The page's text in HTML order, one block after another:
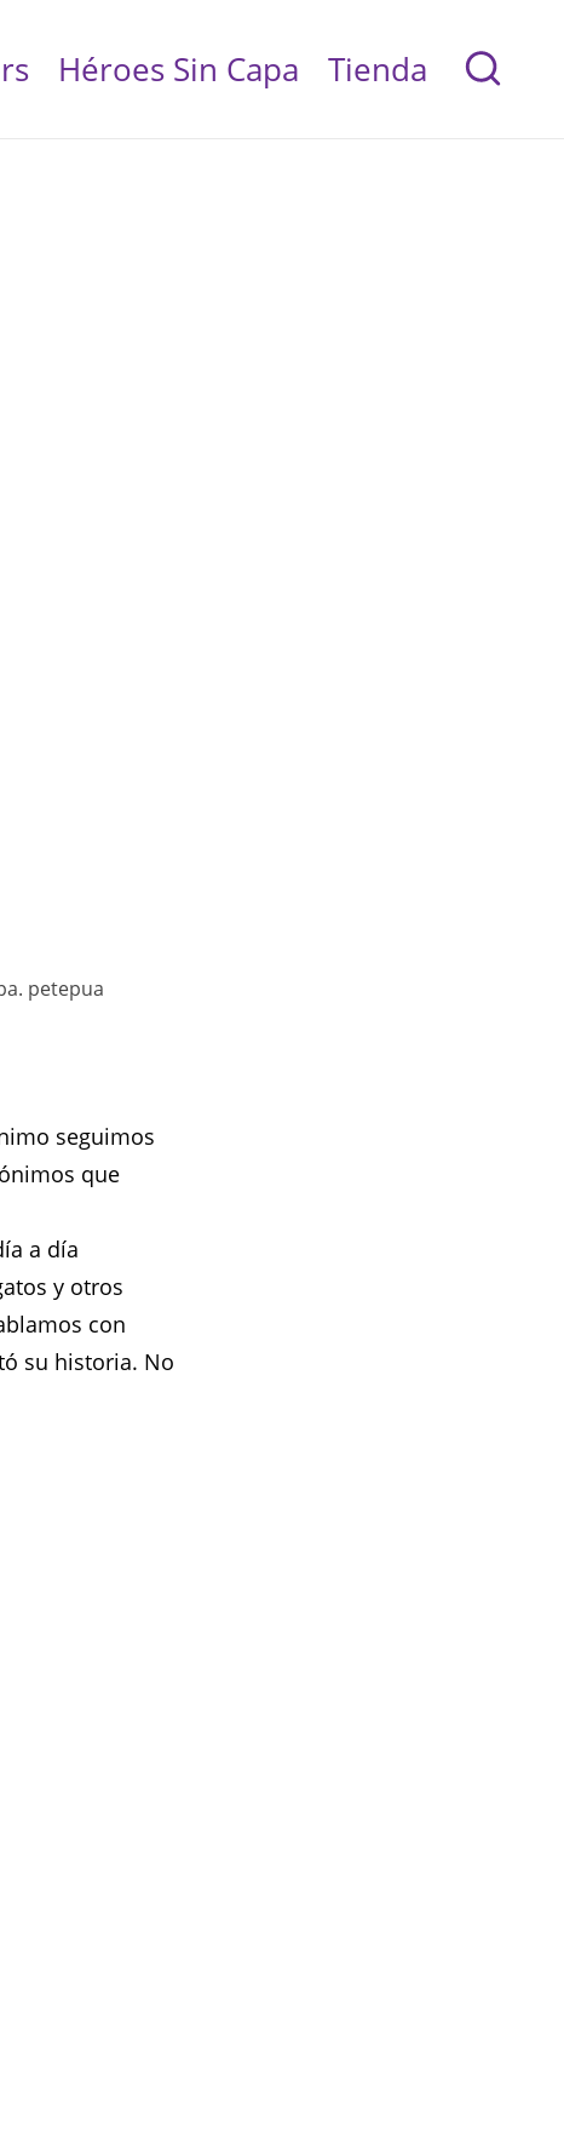
Héroes Sin Capa Tienda
petepua
seguimos
que
a día
y otros
con
su historia. No